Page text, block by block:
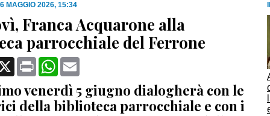
MAGGIO 2026, 15:34
Franca Acquarone alla
parrocchiale del Ferrone
X Print WhatsApp
venerdì 5 giugno dialogherà con le
della biblioteca parrocchiale e con i